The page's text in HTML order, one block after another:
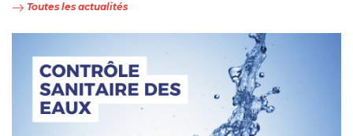
Toutes les actualités